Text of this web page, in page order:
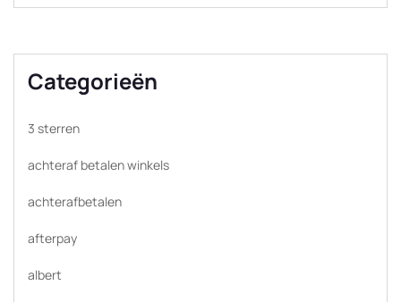
Categorieën
3 sterren
achteraf betalen winkels
achterafbetalen
afterpay
albert